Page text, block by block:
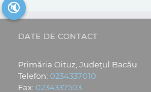
DATE DE CONTACT
Primăria Oituz, Județul Bacău
Telefon: 0234337010
Fax: 0234337503
🔇